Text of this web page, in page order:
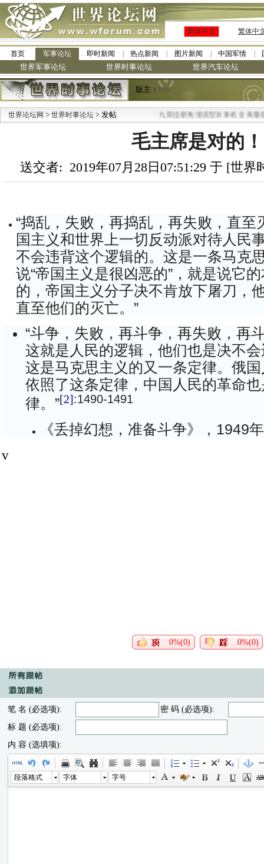
简体中文 繁体中
首页 军事论坛 即时新闻 热点新闻 图片新闻 中国军情
世界军事论坛 世界时事论坛 世界汽车论坛
版主： bob
世界论坛网 > 世界时事论坛 > 发帖 九阳全新免清洗型豆浆机 全美最低
毛主席是对的！
送交者: 2019年07月28日07:51:29 于 [世
“捣乱，失败，再捣乱，再失败，直
国主义和世界上一切反动派对待人民
不会违背这个逻辑的。这是一条马克
说“帝国主义是很凶恶的”，就是说它
的，帝国主义分子决不肯放下屠刀，
直至他们的灭亡。”
“斗争，失败，再斗争，再失败，
这就是人民的逻辑，他们也是决不
这是马克思主义的又一条定律。俄
依照了这条定律，中国人民的革命
律。”[2]:1490-1491
《丢掉幻想，准备斗争》，1949
v
0%(0) 0%(0)
笔 名 (必选项):
密 码 (必选项):
标 题 (必选项):
内 容 (选填项):
段落格式 字体 字号